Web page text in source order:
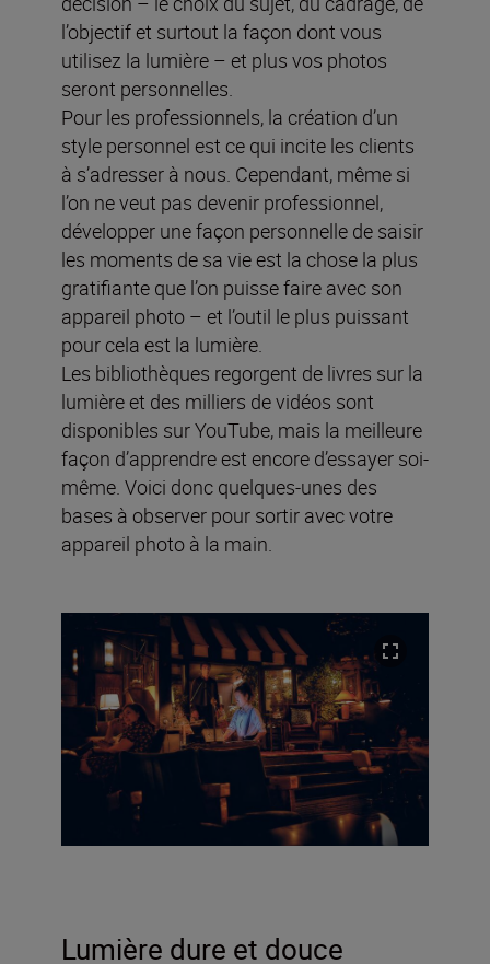
l’objectif et surtout la façon dont vous
utilisez la lumière – et plus vos photos
seront personnelles.
Pour les professionnels, la création d’un
style personnel est ce qui incite les clients
à s’adresser à nous. Cependant, même si
l’on ne veut pas devenir professionnel,
développer une façon personnelle de saisir
les moments de sa vie est la chose la plus
gratifiante que l’on puisse faire avec son
appareil photo – et l’outil le plus puissant
pour cela est la lumière.
Les bibliothèques regorgent de livres sur la
lumière et des milliers de vidéos sont
disponibles sur YouTube, mais la meilleure
façon d’apprendre est encore d’essayer soi-
même. Voici donc quelques-unes des
bases à observer pour sortir avec votre
appareil photo à la main.
Lumière dure et douce